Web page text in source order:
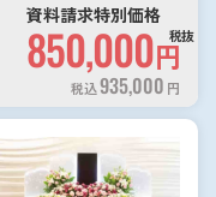
資料請求特別価格
850,000円
税抜
税込935,000 円